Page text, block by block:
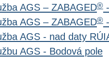
AGS – ZABAGED®
AGS – ZABAGED®
AGS - nad daty
AGS - Bodová pole